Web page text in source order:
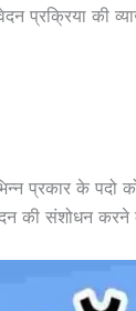
की
के पदो को
की संशोधन करने